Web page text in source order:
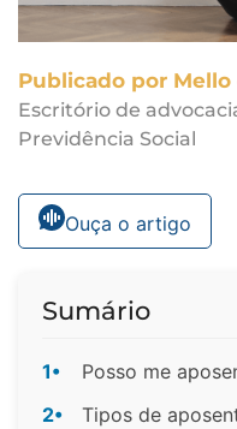
Publicado por
Escritório de
Previdência Social
Ouça o artigo
Sumário
1•
Posso me
2•
Tipos de